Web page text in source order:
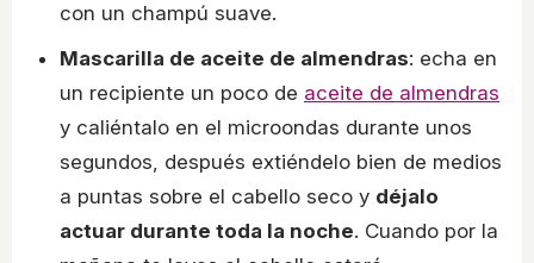
con un champú suave.
Mascarilla de aceite de almendras: echa en
un recipiente un poco de aceite de almendras
y caliéntalo en el microondas durante unos
segundos, después extiéndelo bien de medios
a puntas sobre el cabello seco y déjalo
actuar durante toda la noche. Cuando por la